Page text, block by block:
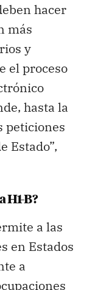
hacer
más
y
el proceso
hasta la
peticiones
Estado”,
H1-B?
a las
en Estados
a